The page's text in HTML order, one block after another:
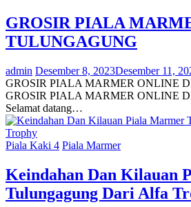
GROSIR PIALA
TULUNGAGUNG
admin Desember 8, 2023Desember 11,
GROSIR PIALA MARMER ONLINE
GROSIR PIALA MARMER ONLINE
Selamat datang…
Piala Kaki 4 Piala Marmer
Keindahan Dan Kilauan
Tulungagung Dari Alfa